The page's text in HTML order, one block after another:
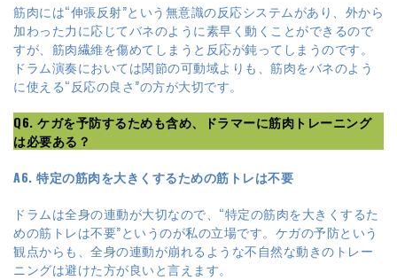
筋肉には“伸張反射”という無意識の反応システムがあり、外から
加わった力に応じてバネのように素早く動くことができるので
すが、筋肉繊維を傷めてしまうと反応が鈍ってしまうのです。
ドラム演奏においては関節の可動域よりも、筋肉をバネのよう
に使える“反応の良さ”の方が大切です。
Q6. ケガを予防するためも含め、ドラマーに筋肉トレーニング
は必要ある？
A6. 特定の筋肉を大きくするための筋トレは不要
ドラムは全身の連動が大切なので、“特定の筋肉を大きくするた
めの筋トレは不要”というのが私の立場です。ケガの予防という
観点からも、全身の連動が崩れるような不自然な動きのトレー
ニングは避けた方が良いと言えます。